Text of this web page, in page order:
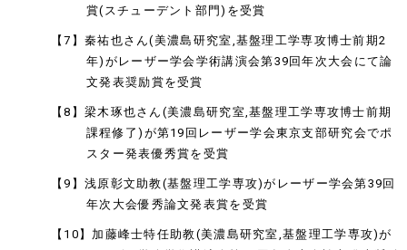
賞(スチューデント部門)を受賞
【7】秦祐也さん(美濃島研究室,基盤理工学専攻博士前期2
年)がレーザー学会学術講演会第39回年次大会にて論
文発表奨励賞を受賞
【8】梁木琢也さん(美濃島研究室,基盤理工学専攻博士前期
課程修了)が第19回レーザー学会東京支部研究会でポ
スター発表優秀賞を受賞
【9】浅原彰文助教(基盤理工学専攻)がレーザー学会第39回
年次大会優秀論文発表賞を受賞
【10】加藤峰士特任助教(美濃島研究室,基盤理工学専攻)が